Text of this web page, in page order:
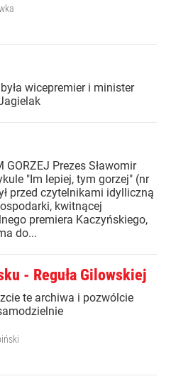
wicepremier i minister
GORZEJ Prezes Sławomir
"Im lepiej, tym gorzej" (nr
przed czytelnikami idylliczną
kwitnącej
premiera Kaczyńskiego,
do...
- Reguła Gilowskiej
te archiwa i pozwólcie